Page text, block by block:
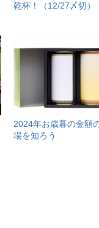
乾杯！（12/27〆切）
2024年お歳暮の金額
場を知ろう